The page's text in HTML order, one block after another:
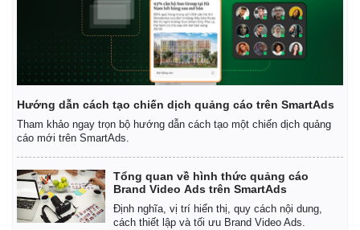
Hướng dẫn cách tạo chiến dịch quảng cáo trên SmartAds
Tham khảo ngay trọn bộ hướng dẫn cách tạo một chiến dịch quảng
cáo mới trên SmartAds.
Tổng quan về hình thức quảng cáo
Brand Video Ads trên SmartAds
Định nghĩa, vị trí hiển thị, quy cách nội dung,
cách thiết lập và tối ưu Brand Video Ads.